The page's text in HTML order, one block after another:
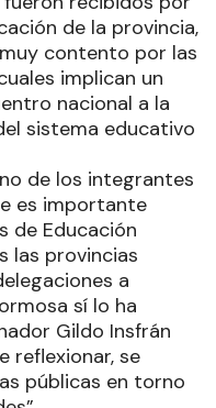
de la provincia,
contento por las
implican un
nacional a la
sistema educativo
de los integrantes
es importante
de Educación
las provincias
a
sí lo ha
Gildo Insfrán
reflexionar, se
públicas en torno